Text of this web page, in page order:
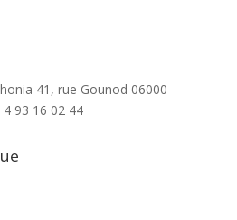
41, rue Gounod 06000
93 16 02 44